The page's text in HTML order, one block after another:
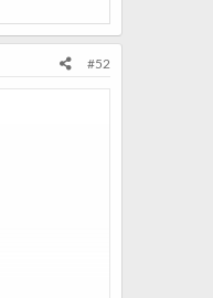
#52